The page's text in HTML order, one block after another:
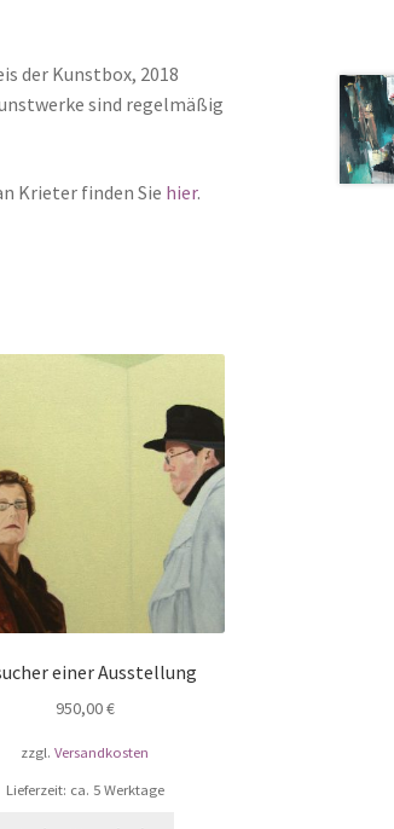
der Kunstbox, 2018
sind regelmäßig
Krieter finden Sie hier.
einer Ausstellung
950,00€
zzgl.Versandkosten
Lieferzeit: ca. 5 Werktage